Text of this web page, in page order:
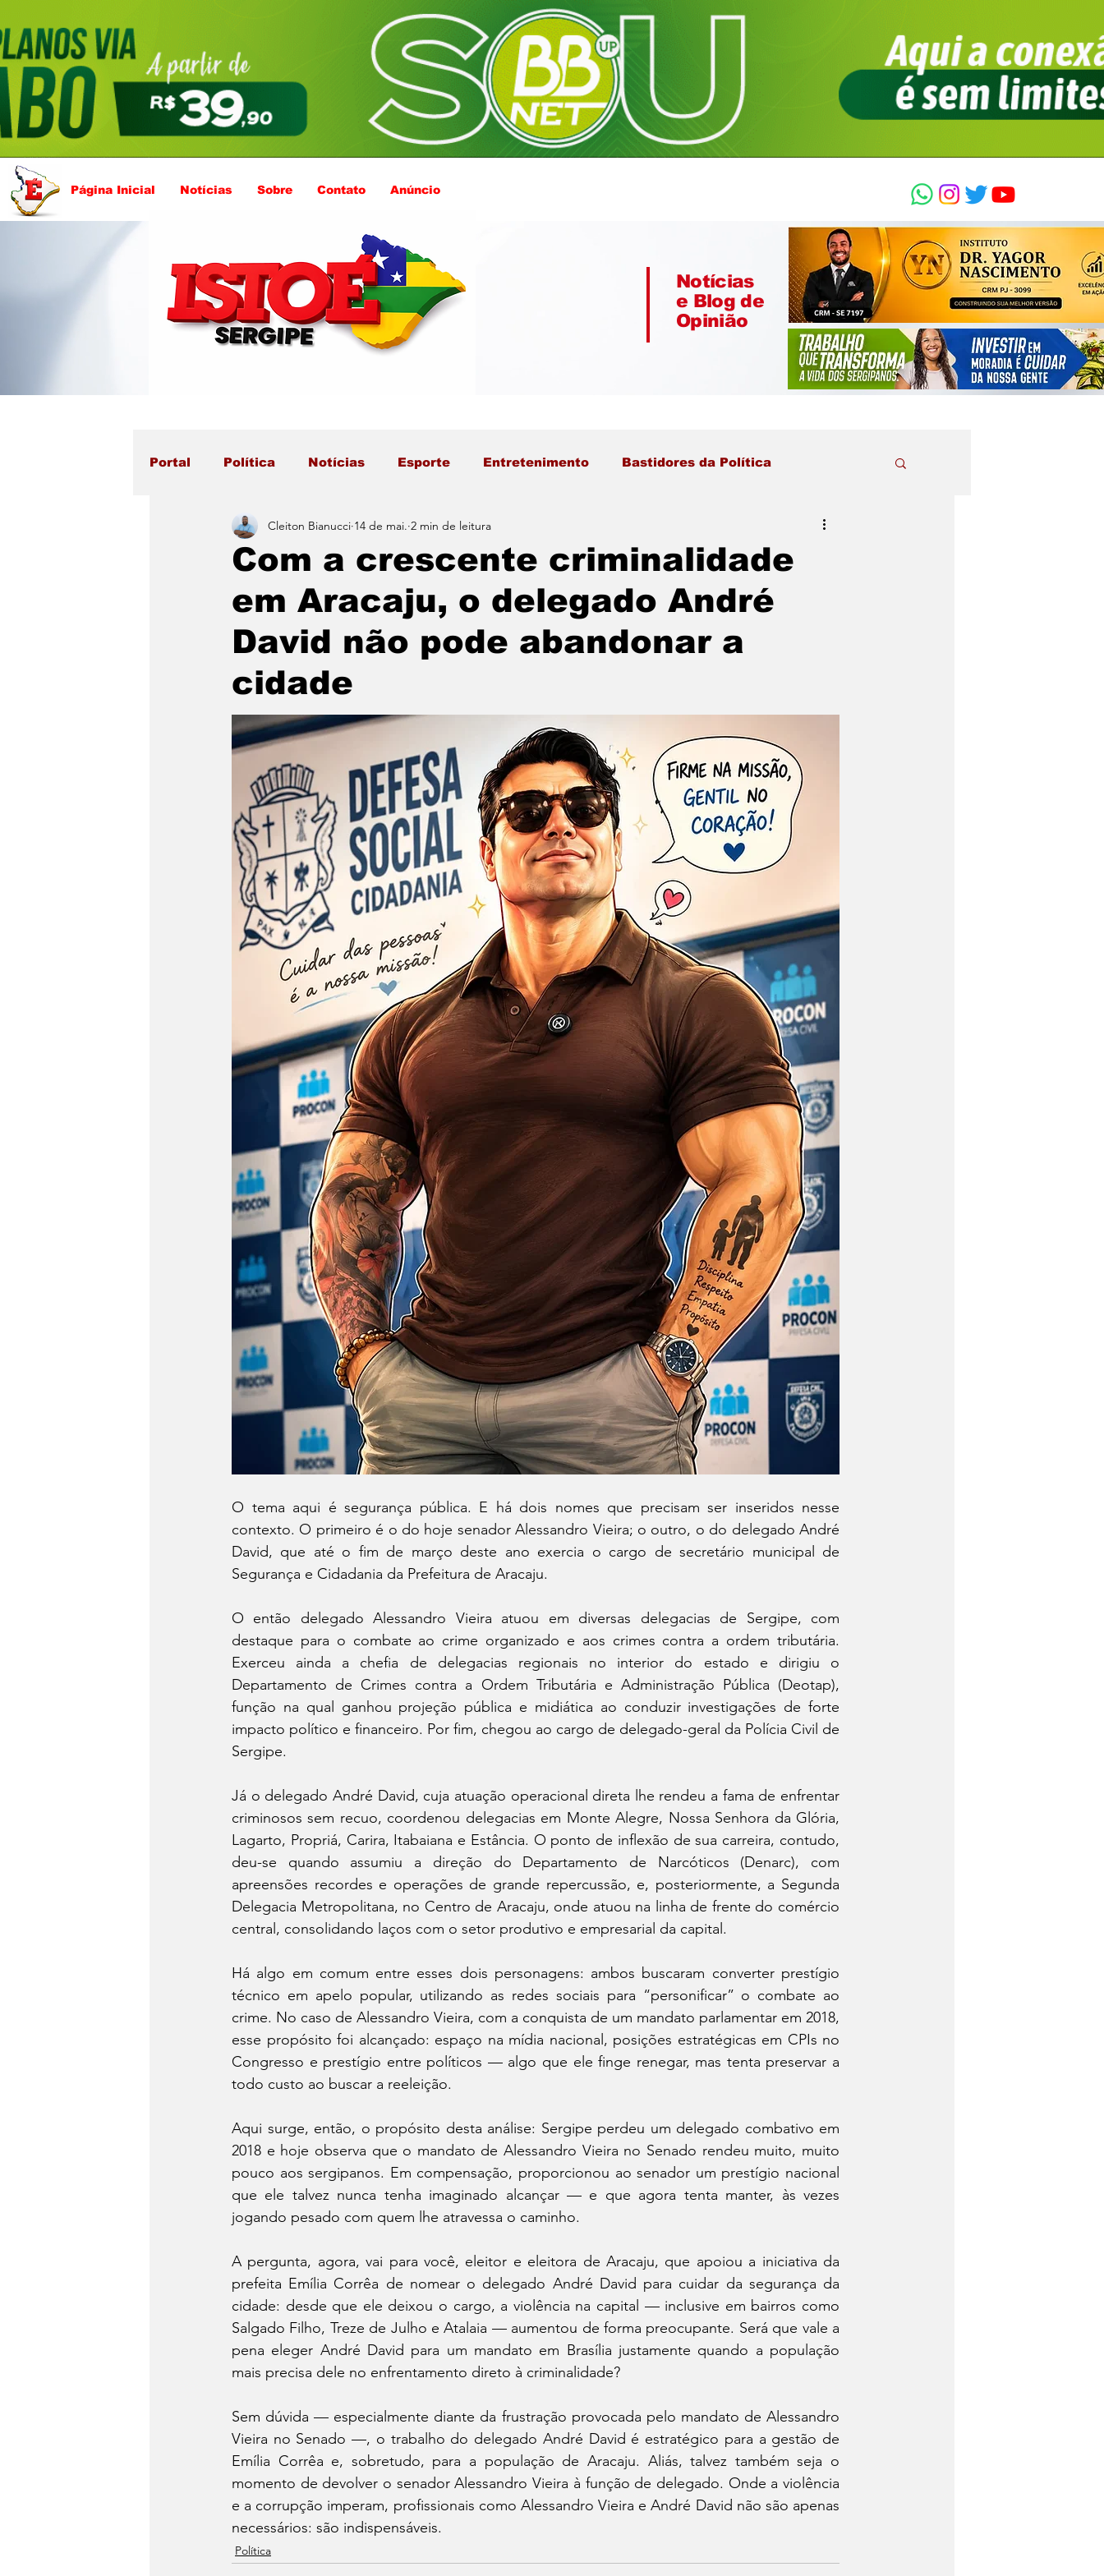
Página Inicial Notícias Sobre Contato Anúncio
Notícias
e Blog de
Opinião
Portal Política Notícias Esporte Entretenimento Bastidores da Política
Com a crescente criminalidade
em Aracaju, o delegado André
David não pode abandonar a
cidade
Cleiton Bianucci 14 de mai. 2 min de leitura
O tema aqui é segurança pública. E há dois nomes que precisam ser inseridos nesse
contexto. O primeiro é o do hoje senador Alessandro Vieira; o outro, o do delegado André
David, que até o fim de março deste ano exercia o cargo de secretário municipal de
Segurança e Cidadania da Prefeitura de Aracaju.
O então delegado Alessandro Vieira atuou em diversas delegacias de Sergipe, com
destaque para o combate ao crime organizado e aos crimes contra a ordem tributária.
Exerceu ainda a chefia de delegacias regionais no interior do estado e dirigiu o
Departamento de Crimes contra a Ordem Tributária e Administração Pública (Deotap),
função na qual ganhou projeção pública e midiática ao conduzir investigações de forte
impacto político e financeiro. Por fim, chegou ao cargo de delegado-geral da Polícia Civil de
Sergipe.
Já o delegado André David, cuja atuação operacional direta lhe rendeu a fama de enfrentar
criminosos sem recuo, coordenou delegacias em Monte Alegre, Nossa Senhora da Glória,
Lagarto, Propriá, Carira, Itabaiana e Estância. O ponto de inflexão de sua carreira, contudo,
deu-se quando assumiu a direção do Departamento de Narcóticos (Denarc), com
apreensões recordes e operações de grande repercussão, e, posteriormente, a Segunda
Delegacia Metropolitana, no Centro de Aracaju, onde atuou na linha de frente do comércio
central, consolidando laços com o setor produtivo e empresarial da capital.
Há algo em comum entre esses dois personagens: ambos buscaram converter prestígio
técnico em apelo popular, utilizando as redes sociais para “personificar” o combate ao
crime. No caso de Alessandro Vieira, com a conquista de um mandato parlamentar em 2018,
esse propósito foi alcançado: espaço na mídia nacional, posições estratégicas em CPIs no
Congresso e prestígio entre políticos — algo que ele finge renegar, mas tenta preservar a
todo custo ao buscar a reeleição.
Aqui surge, então, o propósito desta análise: Sergipe perdeu um delegado combativo em
2018 e hoje observa que o mandato de Alessandro Vieira no Senado rendeu muito, muito
pouco aos sergipanos. Em compensação, proporcionou ao senador um prestígio nacional
que ele talvez nunca tenha imaginado alcançar — e que agora tenta manter, às vezes
jogando pesado com quem lhe atravessa o caminho.
A pergunta, agora, vai para você, eleitor e eleitora de Aracaju, que apoiou a iniciativa da
prefeita Emília Corrêa de nomear o delegado André David para cuidar da segurança da
cidade: desde que ele deixou o cargo, a violência na capital — inclusive em bairros como
Salgado Filho, Treze de Julho e Atalaia — aumentou de forma preocupante. Será que vale a
pena eleger André David para um mandato em Brasília justamente quando a população
mais precisa dele no enfrentamento direto à criminalidade?
Sem dúvida — especialmente diante da frustração provocada pelo mandato de Alessandro
Vieira no Senado —, o trabalho do delegado André David é estratégico para a gestão de
Emília Corrêa e, sobretudo, para a população de Aracaju. Aliás, talvez também seja o
momento de devolver o senador Alessandro Vieira à função de delegado. Onde a violência
e a corrupção imperam, profissionais como Alessandro Vieira e André David não são apenas
necessários: são indispensáveis.
Política